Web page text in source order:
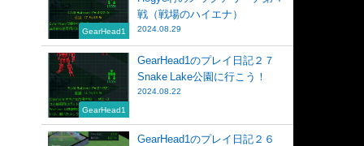
GearHead1
戦（戦場のハイエナ）
2024.08.29
GearHead1
GearHead1のプレイ日記２７
Snake Lake公園に行こう！
2024.08.22
GearHead1のプレイ日記２６